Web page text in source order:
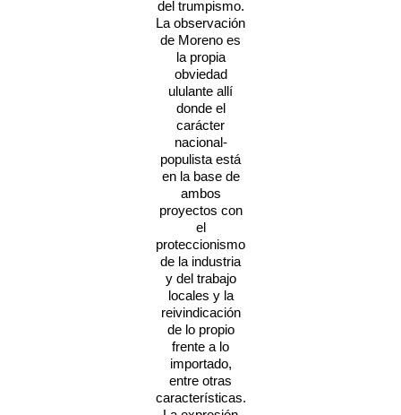
del trumpismo.
La observación
de Moreno es
la propia
obviedad
ululante allí
donde el
carácter
nacional-
populista está
en la base de
ambos
proyectos con
el
proteccionismo
de la industria
y del trabajo
locales y la
reivindicación
de lo propio
frente a lo
importado,
entre otras
características.